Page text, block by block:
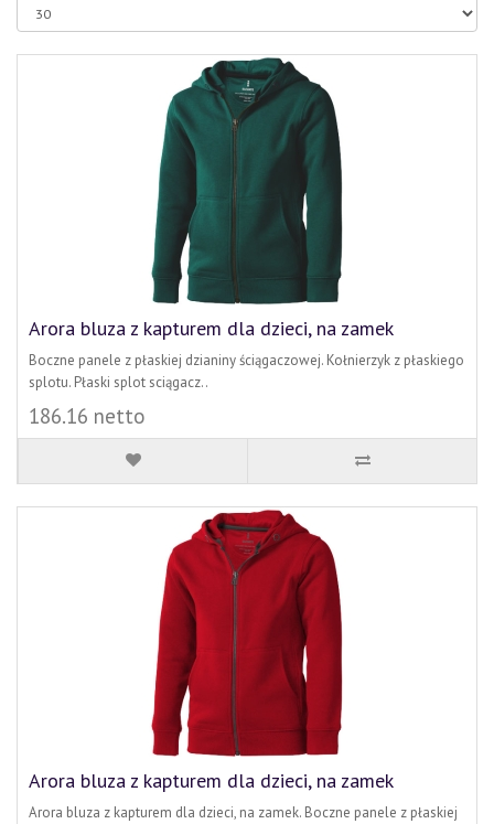
Arora bluza z kapturem dla dzieci, na zamek
Boczne panele z płaskiej dzianiny ściągaczowej. Kołnierzyk z płaskiego
splotu. Płaski splot sciągacz..
186.16 netto
Arora bluza z kapturem dla dzieci, na zamek
Arora bluza z kapturem dla dzieci, na zamek. Boczne panele z płaskiej